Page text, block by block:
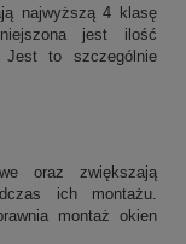
najwyższą 4 klasę
jest ilość
Jest to szczególnie
oraz zwiększają
ich montażu.
montaż okien